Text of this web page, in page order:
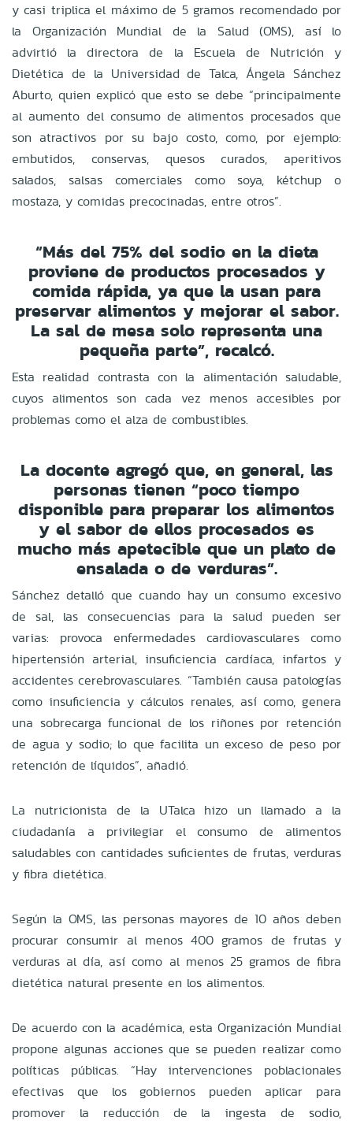
y casi triplica el máximo de 5 gramos recomendado por
la Organización Mundial de la Salud (OMS), así lo
advirtió la directora de la Escuela de Nutrición y
Dietética de la Universidad de Talca, Ángela Sánchez
Aburto, quien explicó que esto se debe “principalmente
al aumento del consumo de alimentos procesados que
son atractivos por su bajo costo, como, por ejemplo:
embutidos, conservas, quesos curados, aperitivos
salados, salsas comerciales como soya, kétchup o
mostaza, y comidas precocinadas, entre otros”.
“Más del 75% del sodio en la dieta
proviene de productos procesados y
comida rápida, ya que la usan para
preservar alimentos y mejorar el sabor.
La sal de mesa solo representa una
pequeña parte”, recalcó.
Esta realidad contrasta con la alimentación saludable,
cuyos alimentos son cada vez menos accesibles por
problemas como el alza de combustibles.
La docente agregó que, en general, las
personas tienen “poco tiempo
disponible para preparar los alimentos
y el sabor de ellos procesados es
mucho más apetecible que un plato de
ensalada o de verduras”.
Sánchez detalló que cuando hay un consumo excesivo
de sal, las consecuencias para la salud pueden ser
varias: provoca enfermedades cardiovasculares como
hipertensión arterial, insuficiencia cardíaca, infartos y
accidentes cerebrovasculares. “También causa patologías
como insuficiencia y cálculos renales, así como, genera
una sobrecarga funcional de los riñones por retención
de agua y sodio; lo que facilita un exceso de peso por
retención de líquidos”, añadió.
La nutricionista de la UTalca hizo un llamado a la
ciudadanía a privilegiar el consumo de alimentos
saludables con cantidades suficientes de frutas, verduras
y fibra dietética.
Según la OMS, las personas mayores de 10 años deben
procurar consumir al menos 400 gramos de frutas y
verduras al día, así como al menos 25 gramos de fibra
dietética natural presente en los alimentos.
De acuerdo con la académica, esta Organización Mundial
propone algunas acciones que se pueden realizar como
políticas públicas. “Hay intervenciones poblacionales
efectivas que los gobiernos pueden aplicar para
promover la reducción de la ingesta de sodio,